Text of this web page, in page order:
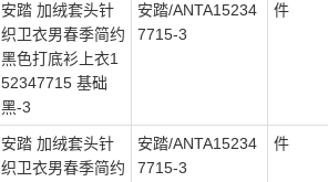
安踏 加绒套头针
织卫衣男春季简约
黑色打底衫上衣1
52347715 基础
黑-3
安踏/ANTA15234
7715-3
件
安踏 加绒套头针
织卫衣男春季简约
安踏/ANTA15234
7715-3
件